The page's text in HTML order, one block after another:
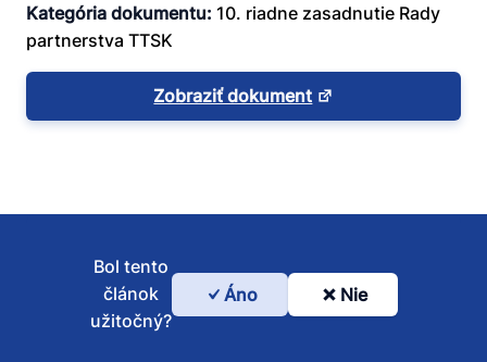
Kategória dokumentu: 10. riadne zasadnutie Rady
partnerstva TTSK
Zobraziť dokument
Bol
Bol tento
článok
užitočný?
Áno Nie